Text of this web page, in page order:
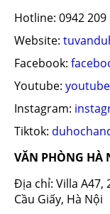
Hotline: 0942 209
Website:
Facebook:
Youtube:
Instagram:
Tiktok:
VĂN PHÒNG HÀ
Địa chỉ: Villa A47,
Cầu Giấy, Hà Nội